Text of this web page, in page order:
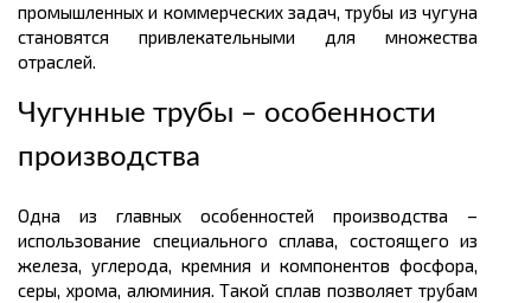
промышленных и коммерческих задач, трубы из чугуна
становятся привлекательными для множества
отраслей.
Чугунные трубы – особенности
производства
Одна из главных особенностей производства –
использование специального сплава, состоящего из
железа, углерода, кремния и компонентов фосфора,
серы, хрома, алюминия. Такой сплав позволяет трубам